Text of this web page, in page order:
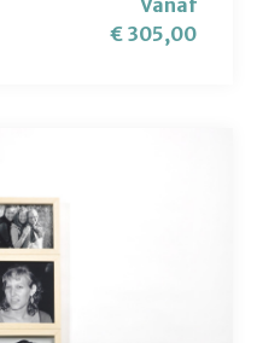
€ 305,00